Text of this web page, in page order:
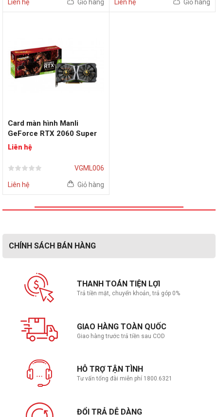
Liên hệ Giỏ hàng Liên hệ Giỏ hàng
Card màn hình Manli
GeForce RTX 2060 Super
Gallardo 8GB GDDR6 256bit
Liên hệ
VGML006
Liên hệ Giỏ hàng
CHÍNH SÁCH BÁN HÀNG
THANH TOÁN TIỆN LỢI
Trả tiền mặt, chuyển khoản, trả góp 0%
GIAO HÀNG TOÀN QUỐC
Giao hàng trước trả tiền sau COD
HỖ TRỢ TẬN TÌNH
Tư vấn tổng đài miễn phí 1800.6321
ĐỔI TRẢ DỄ DÀNG